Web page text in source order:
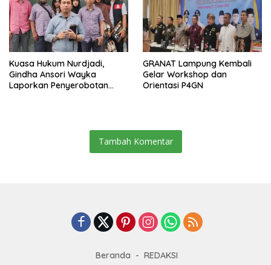
Kuasa Hukum Nurdjadi,
Gindha Ansori Wayka
Laporkan Penyerobotan
GRANAT Lampung Kembali
Gelar Workshop dan
Orientasi P4GN
Tambah Komentar
Beranda REDAKSI